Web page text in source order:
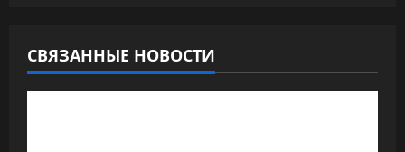
я
п
СВЯЗАННЫЕ НОВОСТИ